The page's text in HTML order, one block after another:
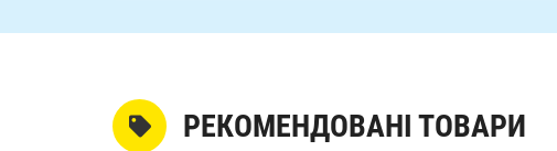
РЕКОМЕНДОВАНІ ТОВАРИ